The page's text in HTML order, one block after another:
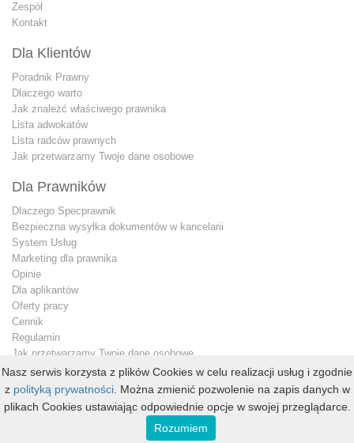
Zespół
Kontakt
Dla Klientów
Poradnik Prawny
Dlaczego warto
Jak znależć właściwego prawnika
Lista adwokatów
Lista radców prawnych
Jak przetwarzamy Twoje dane osobowe
Dla Prawników
Dlaczego Specprawnik
Bezpieczna wysyłka dokumentów w kancelarii
System Usług
Marketing dla prawnika
Opinie
Dla aplikantów
Oferty pracy
Cennik
Regulamin
Jak przetwarzamy Twoje dane osobowe
Konto premium
Kontakt dla prawnika
Copyright © 2013 - 2026
Nasz serwis korzysta z plików Cookies w celu realizacji usług i zgodnie
z polityką prywatności. Można zmienić pozwolenie na zapis danych w
plikach Cookies ustawiając odpowiednie opcje w swojej przeglądarce.
Rozumiem